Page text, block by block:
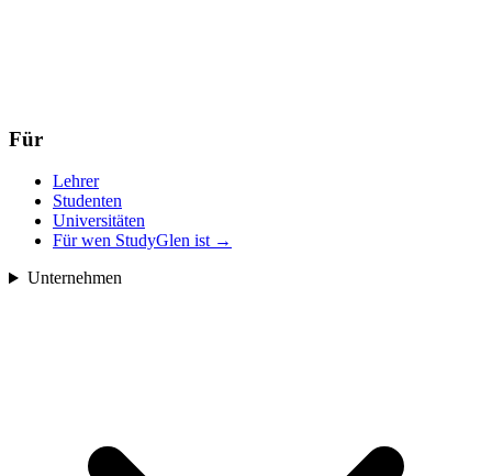
Für
Lehrer
Studenten
Universitäten
Für wen StudyGlen ist →
Unternehmen